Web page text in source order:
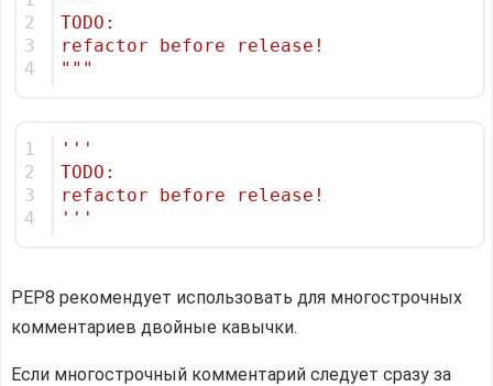
2
3
4
TODO:
refactor before release!
"""
1
2
3
4
'''
TODO:
refactor before release!
'''
PEP8 рекомендует использовать для многострочных
комментариев двойные кавычки.
Если многострочный комментарий следует сразу за